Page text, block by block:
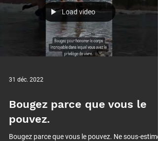
Load video
31 déc. 2022
Bougez parce que vous le
pouvez.
Bougez parce que vous le pouvez. Ne sous-